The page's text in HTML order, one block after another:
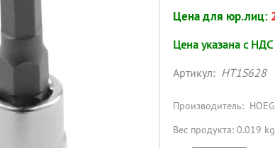
Цена для юр.лиц:
Цена указана с НДС
Артикул: HT1S628
Производитель:
Вес продукта: 0.019 kg